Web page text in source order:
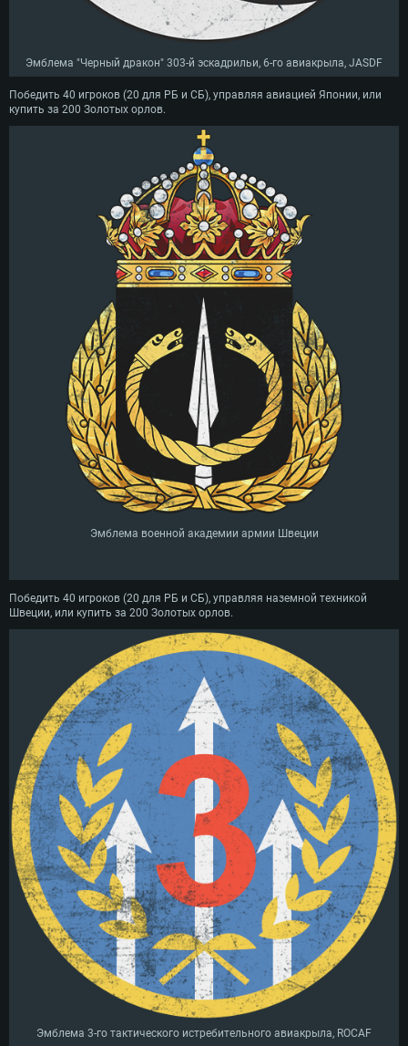
Эмблема "Черный дракон" 303-й эскадрильи, 6-го авиакрыла, JASDF
Победить 40 игроков (20 для РБ и СБ), управляя авиацией Японии, или
купить за 200 Золотых орлов.
Эмблема военной академии армии Швеции
Победить 40 игроков (20 для РБ и СБ), управляя наземной техникой
Швеции, или купить за 200 Золотых орлов.
Эмблема 3-го тактического истребительного авиакрыла, ROCAF